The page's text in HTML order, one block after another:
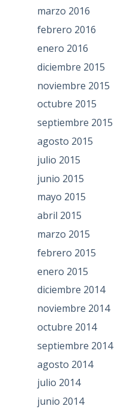
marzo 2016
febrero 2016
enero 2016
diciembre 2015
noviembre 2015
octubre 2015
septiembre 2015
agosto 2015
julio 2015
junio 2015
mayo 2015
abril 2015
marzo 2015
febrero 2015
enero 2015
diciembre 2014
noviembre 2014
octubre 2014
septiembre 2014
agosto 2014
julio 2014
junio 2014